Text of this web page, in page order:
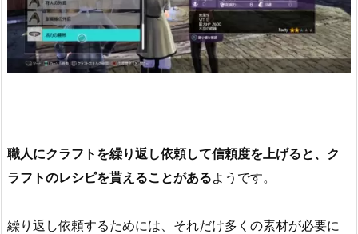
職人にクラフトを繰り返し依頼して信頼度を上げると、ク
ラフトのレシピを貰えることがあるようです。
繰り返し依頼するためには、それだけ多くの素材が必要に